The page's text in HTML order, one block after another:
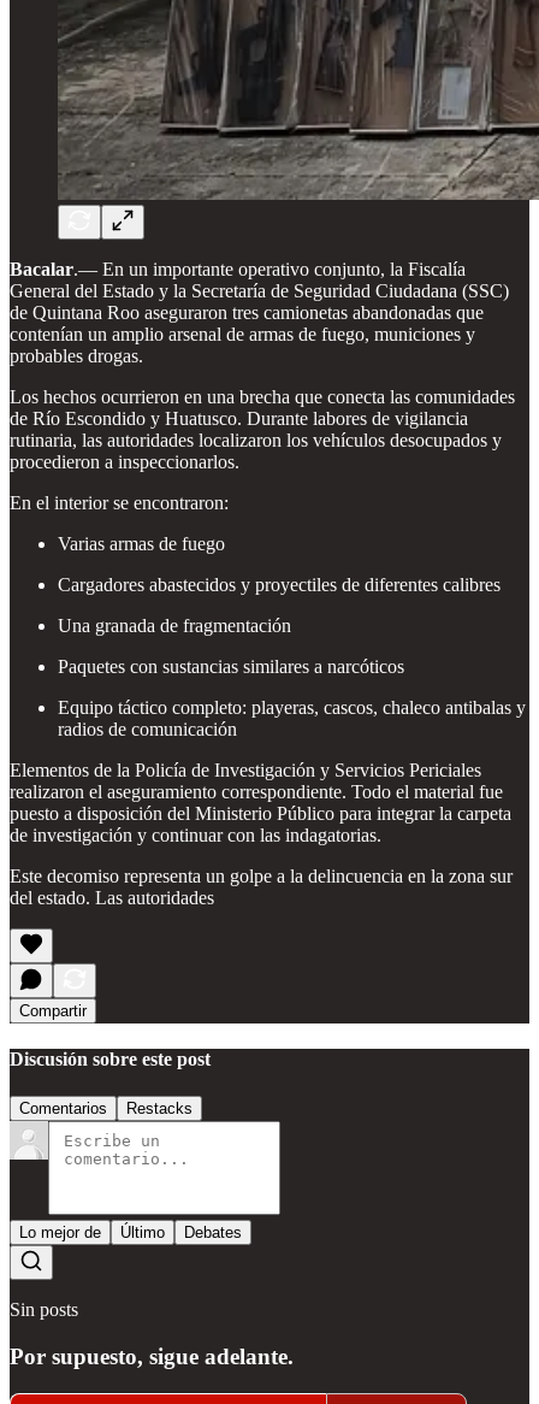
Bacalar.— En un importante operativo conjunto, la Fiscalía
General del Estado y la Secretaría de Seguridad Ciudadana (SSC)
de Quintana Roo aseguraron tres camionetas abandonadas que
contenían un amplio arsenal de armas de fuego, municiones y
probables drogas.
Los hechos ocurrieron en una brecha que conecta las comunidades
de Río Escondido y Huatusco. Durante labores de vigilancia
rutinaria, las autoridades localizaron los vehículos desocupados y
procedieron a inspeccionarlos.
En el interior se encontraron:
Varias armas de fuego
Cargadores abastecidos y proyectiles de diferentes calibres
Una granada de fragmentación
Paquetes con sustancias similares a narcóticos
Equipo táctico completo: playeras, cascos, chaleco antibalas y
radios de comunicación
Elementos de la Policía de Investigación y Servicios Periciales
realizaron el aseguramiento correspondiente. Todo el material fue
puesto a disposición del Ministerio Público para integrar la carpeta
de investigación y continuar con las indagatorias.
Este decomiso representa un golpe a la delincuencia en la zona sur
del estado. Las autoridades
Compartir
Discusión sobre este post
Comentarios Restacks
Lo mejor de Último Debates
Sin posts
Por supuesto, sigue adelante.